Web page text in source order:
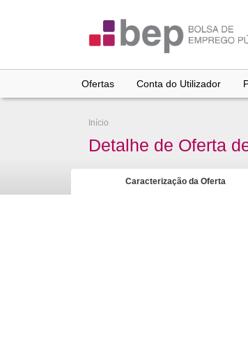
Ofertas Conta do Utilizador
Início
Detalhe de Oferta
Caracterização da Oferta